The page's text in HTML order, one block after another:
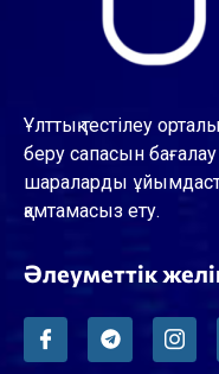
Ұлттық тестілеу
беру сапасын бағалау
шараларды
қамтамасыз ету.
Әлеуметтік